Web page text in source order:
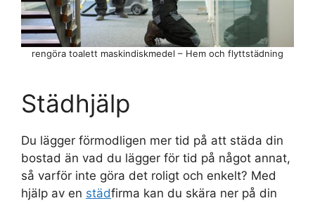
Städhjälp
Du lägger förmodligen mer tid på att städa din
bostad än vad du lägger för tid på något annat,
så varför inte göra det roligt och enkelt? Med
hjälp av en städfirma kan du skära ner på din
rengöra toalett maskindiskmedel – Hem och flyttstädning